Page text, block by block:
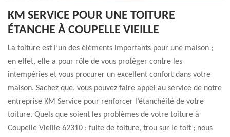
KM SERVICE POUR UNE TOITURE
ÉTANCHE À COUPELLE VIEILLE
La toiture est l’un des éléments importants pour une maison ;
en effet, elle a pour rôle de vous protéger contre les
intempéries et vous procurer un excellent confort dans votre
maison. Sachez que, vous pouvez faire appel au service de notre
entreprise KM Service pour renforcer l’étanchéité de votre
toiture. Quels que soient les problèmes de votre toiture à
Coupelle Vieille 62310 : fuite de toiture, trou sur le toit ; nous